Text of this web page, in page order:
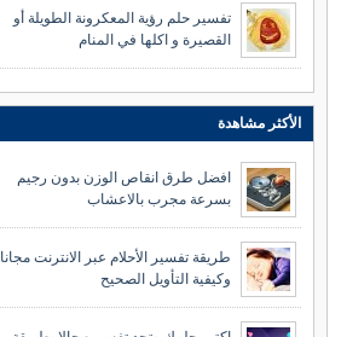
تفسير حلم رؤية المعكرونة الطويلة أو
القصيرة و اكلها في المنام
الأكثر مشاهدة
افضل طرق انقاص الوزن بدون رجيم
بسرعة مجرب بالاعشاب
طريقة تفسير الأحلام عبر الانترنت مجانا
وكيفية التأويل الصحيح